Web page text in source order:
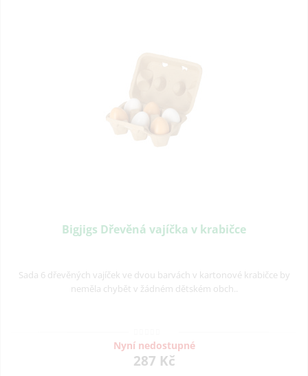
Bigjigs Dřevěná vajíčka v krabičce
Sada 6 dřevěných vajíček ve dvou barvách v kartonové krabičce by
neměla chybět v žádném dětském obch..
Nyní nedostupné
287 Kč